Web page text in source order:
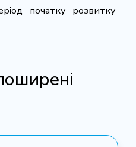
початку розвитку